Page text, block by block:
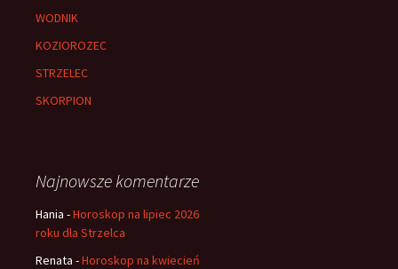
WODNIK
KOZIOROZEC
STRZELEC
SKORPION
Najnowsze komentarze
Hania -Horoskop na lipiec 2026
roku dla Strzelca
Renata -Horoskop na kwiecień